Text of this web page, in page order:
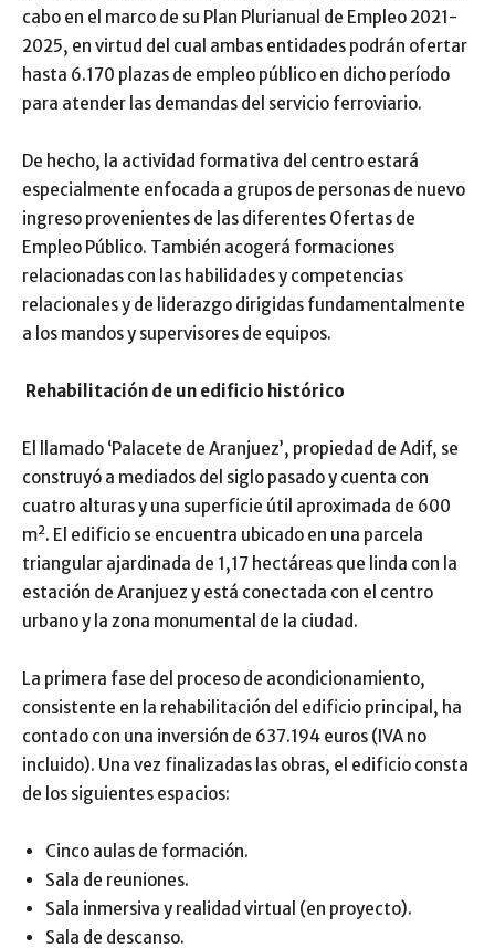
cabo en el marco de su Plan Plurianual de Empleo 2021-
2025, en virtud del cual ambas entidades podrán ofertar
hasta 6.170 plazas de empleo público en dicho período
para atender las demandas del servicio ferroviario.
De hecho, la actividad formativa del centro estará
especialmente enfocada a grupos de personas de nuevo
ingreso provenientes de las diferentes Ofertas de
Empleo Público. También acogerá formaciones
relacionadas con las habilidades y competencias
relacionales y de liderazgo dirigidas fundamentalmente
a los mandos y supervisores de equipos.
Rehabilitación de un edificio histórico
El llamado ‘Palacete de Aranjuez’, propiedad de Adif, se
construyó a mediados del siglo pasado y cuenta con
cuatro alturas y una superficie útil aproximada de 600
m2. El edificio se encuentra ubicado en una parcela
triangular ajardinada de 1,17 hectáreas que linda con la
estación de Aranjuez y está conectada con el centro
urbano y la zona monumental de la ciudad.
La primera fase del proceso de acondicionamiento,
consistente en la rehabilitación del edificio principal, ha
contado con una inversión de 637.194 euros (IVA no
incluido). Una vez finalizadas las obras, el edificio consta
de los siguientes espacios:
Cinco aulas de formación.
Sala de reuniones.
Sala inmersiva y realidad virtual (en proyecto).
Sala de descanso.